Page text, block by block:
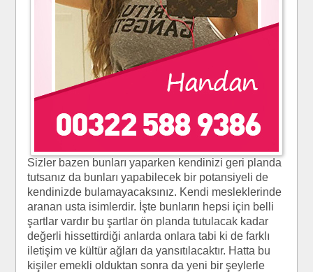
Sizler bazen bunları yaparken kendinizi geri planda
tutsanız da bunları yapabilecek bir potansiyeli de
kendinizde bulamayacaksınız. Kendi mesleklerinde
aranan usta isimlerdir. İşte bunların hepsi için belli
şartlar vardır bu şartlar ön planda tutulacak kadar
değerli hissettirdiği anlarda onlara tabi ki de farklı
iletişim ve kültür ağları da yansıtılacaktır. Hatta bu
kişiler emekli olduktan sonra da yeni bir şeylerle